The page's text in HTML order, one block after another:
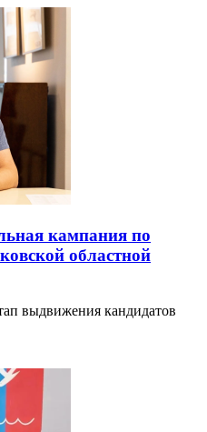
кампания по
областной
выдвижения кандидатов